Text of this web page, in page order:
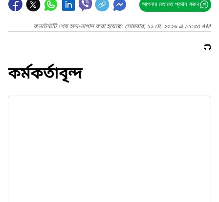
আপনার মতামত প্রদান করুন
কনটেন্টটি শেষ হাল-নাগাদ করা হয়েছে: সোমবার, ১১ মে, ২০২৬ এ ১১:৫৫ AM
কর্মকর্তাবৃন্দ